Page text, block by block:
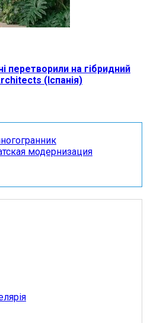
перетворили на гібридний
(Іспанія)
модернизация